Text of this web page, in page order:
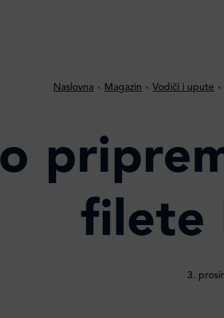
Naslovna Magazin Vodiči i upute
filete
3.